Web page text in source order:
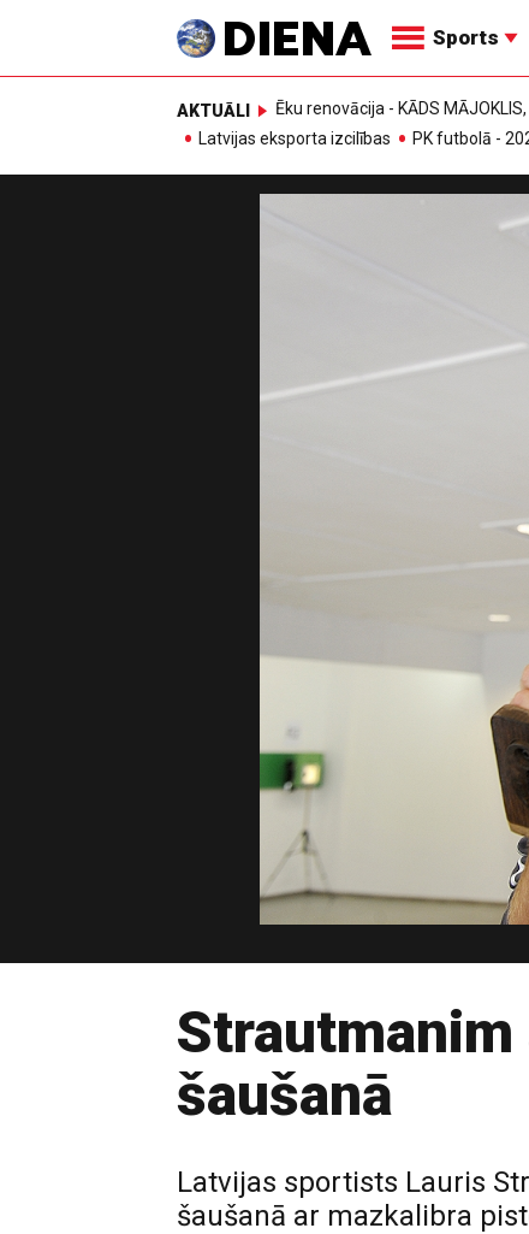
Sports
AKTUĀLI Ēku renovācija - KĀDS
Latvijas eksporta izcilības
PK futbolā -
Strautmanim
šaušanā
Latvijas sportists Lauris
šaušanā ar mazkalibra